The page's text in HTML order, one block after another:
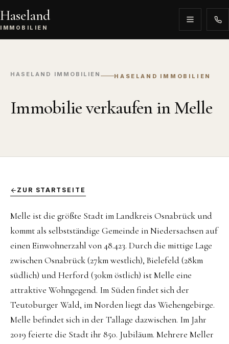
Haseland
IMMOBILIEN
HASELAND IMMOBILIEN HASELAND IMMOBILIEN
Immobilie verkaufen in Melle
ZUR STARTSEITE
Melle ist die größte Stadt im Landkreis Osnabrück und
kommt als selbstständige Gemeinde in Niedersachsen auf
einen Einwohnerzahl von 48.423. Durch die mittige Lage
zwischen Osnabrück (27km westlich), Bielefeld (28km
südlich) und Herford (30km östlich) ist Melle eine
attraktive Wohngegend. Im Süden findet sich der
Teutoburger Wald, im Norden liegt das Wiehengebirge.
Melle befindet sich in der Tallage dazwischen. Im Jahr
2019 feierte die Stadt ihr 850. Jubiläum. Mehrere Meller